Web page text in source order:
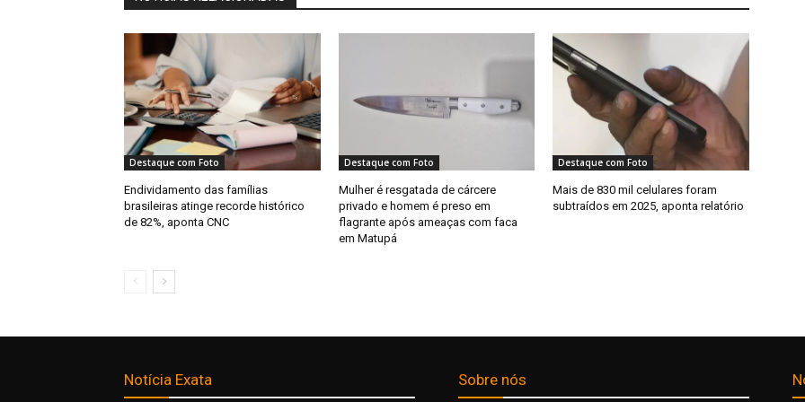
Destaque com Foto
Endividamento das famílias
brasileiras atinge recorde histórico
de 82%, aponta CNC
Destaque com Foto
Mulher é resgatada de cárcere
privado e homem é preso em
flagrante após ameaças com faca
em Matupá
Destaque com Foto
Mais de 830 mil celulares foram
subtraídos em 2025, aponta relatório
Notícia Exata Sobre nós